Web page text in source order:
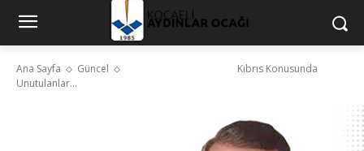
Ana Sayfa Güncel
Kıbrıs Konusunda
Unutulanlar…